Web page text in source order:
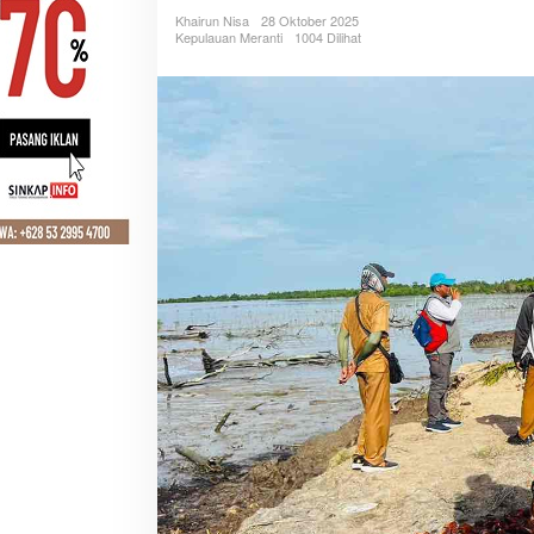
Khairun Nisa
28 Oktober 2025
Kepulauan Meranti
1004 Dilihat